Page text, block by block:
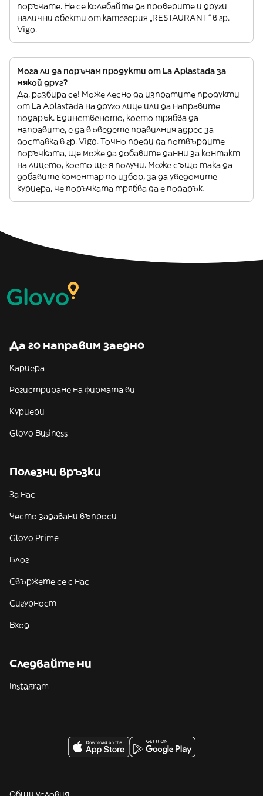
поръчате. Не се колебайте да проверите и други
налични обекти от категория „RESTAURANT“ в гр.
Vigo.
Мога ли да поръчам продукти от La Aplastada за
някой друг?
Да, разбира се! Може лесно да изпратите продукти
от La Aplastada на друго лице или да направите
подарък. Единственото, което трябва да
направите, е да въведете правилния адрес за
доставка в гр. Vigo. Точно преди да потвърдите
поръчката, ще може да добавите данни за контакт
на лицето, което ще я получи. Може също така да
добавите коментар по избор, за да уведомите
куриера, че поръчката трябва да е подарък.
Да го направим заедно
Кариера
Регистриране на фирмата ви
Куриери
Glovo Business
Полезни връзки
За нас
Често задавани въпроси
Glovo Prime
Блог
Свържете се с нас
Сигурност
Вход
Следвайте ни
Instagram